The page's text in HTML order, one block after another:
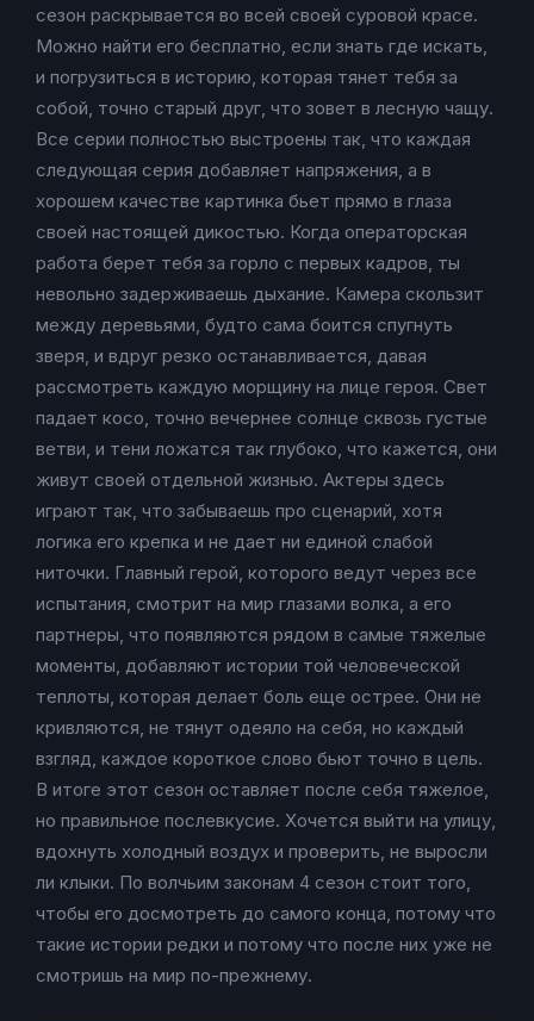
сезон раскрывается во всей своей суровой красе.
Можно найти его бесплатно, если знать где искать,
и погрузиться в историю, которая тянет тебя за
собой, точно старый друг, что зовет в лесную чащу.
Все серии полностью выстроены так, что каждая
следующая серия добавляет напряжения, а в
хорошем качестве картинка бьет прямо в глаза
своей настоящей дикостью. Когда операторская
работа берет тебя за горло с первых кадров, ты
невольно задерживаешь дыхание. Камера скользит
между деревьями, будто сама боится спугнуть
зверя, и вдруг резко останавливается, давая
рассмотреть каждую морщину на лице героя. Свет
падает косо, точно вечернее солнце сквозь густые
ветви, и тени ложатся так глубоко, что кажется, они
живут своей отдельной жизнью. Актеры здесь
играют так, что забываешь про сценарий, хотя
логика его крепка и не дает ни единой слабой
ниточки. Главный герой, которого ведут через все
испытания, смотрит на мир глазами волка, а его
партнеры, что появляются рядом в самые тяжелые
моменты, добавляют истории той человеческой
теплоты, которая делает боль еще острее. Они не
кривляются, не тянут одеяло на себя, но каждый
взгляд, каждое короткое слово бьют точно в цель.
В итоге этот сезон оставляет после себя тяжелое,
но правильное послевкусие. Хочется выйти на улицу,
вдохнуть холодный воздух и проверить, не выросли
ли клыки. По волчьим законам 4 сезон стоит того,
чтобы его досмотреть до самого конца, потому что
такие истории редки и потому что после них уже не
смотришь на мир по-прежнему.